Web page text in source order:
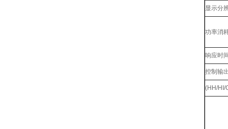
显示分
功率消
响应时
控制输
(HH/HI/